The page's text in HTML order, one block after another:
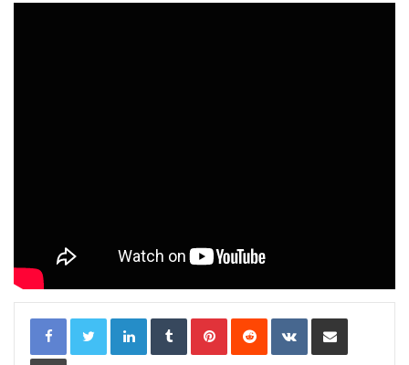
LinkedInTumblr PinterestReddit VKontakteShare via Email
Print